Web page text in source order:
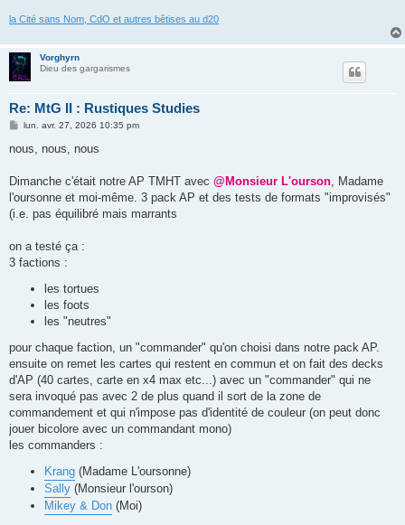
la Cité sans Nom, CdO et autres bêtises au d20
Vorghyrn
Dieu des gargarismes
Re: MtG II : Rustiques Studies
M
s
g
lun. avr. 27, 2026 10:35 pm
nous, nous, nous
Dimanche c'était notre AP TMHT avec @Monsieur L'ourson, Madame
l'oursonne et moi-même. 3 pack AP et des tests de formats "improvisés"
(i.e. pas équilibré mais marrants
on a testé ça :
3 factions :
les tortues
les foots
les "neutres"
pour chaque faction, un "commander" qu'on choisi dans notre pack AP.
ensuite on remet les cartes qui restent en commun et on fait des decks
d'AP (40 cartes, carte en x4 max etc...) avec un "commander" qui ne
sera invoqué pas avec 2 de plus quand il sort de la zone de
commandement et qui n'impose pas d'identité de couleur (on peut donc
jouer bicolore avec un commandant mono)
les commanders :
Krang (Madame L'oursonne)
Sally (Monsieur l'ourson)
Mikey & Don (Moi)